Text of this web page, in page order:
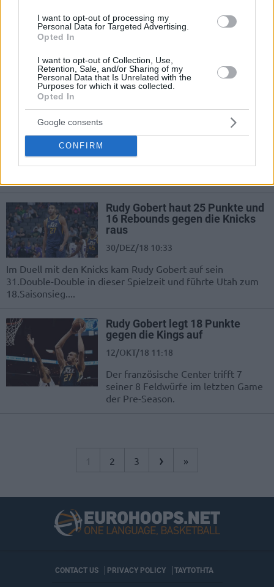
I want to opt-out of processing my
Personal Data for Targeted Advertising.
Opted In
I want to opt-out of Collection, Use,
Retention, Sale, and/or Sharing of my
Personal Data that Is Unrelated with the
Purposes for which it was collected.
Opted In
Google consents
CONFIRM
25/JUN/19 12:00
Antetokounmpo, Luka Doncic und Rudy Gobert einen
europäischen Anstrich gehabt.
und 25 Rebounds gegen Detroit
Die Utah Jazz siegten zum vierten Mal in Serie und Rudy
Rudy Gobert haut 25 Punkte und
16 Rebounds gegen die Knicks
raus
30/DEZ/18 10:33
Im Duell mit den Knicks kam Rudy Gobert auf sein
31.Double-Double in dieser Spielzeit und führte Utah zum
18.Saisonsieg....
Rudy Gobert legt 18 Punkte
gegen die Kings auf
12/OKT/18 11:18
Der französische Center trifft 7
seiner 8 Feldwürfe im letzten Game
der Pre-Season.
1 2 3 › »
CONTACT US PRIVACY POLICY ΤΑΥΤΟΤΗΤΑ